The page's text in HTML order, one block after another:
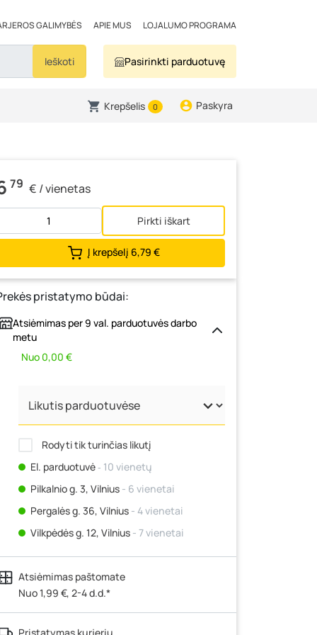
GALIMYBĖS APIE MUS LOJALUMO PROGRAMA
Ieškoti Pasirinkti parduotuvę
Krepšelis 0 Paskyra
79 € / vienetas
Pirkti iškart
Į krepšelį 6,79 €
pristatymo būdai:
Atsiėmimas per 9 val. parduotuvės darbo
metu
Nuo 0,00 €
Rodyti tik turinčias likutį
El. parduotuvė‐ 10 vienetų
Pilkalnio g. 3, Vilnius - 6 vienetai
Pergalės g. 36, Vilnius - 4 vienetai
Vilkpėdės g. 12, Vilnius - 7 vienetai
Ateities g. 15, Vilnius- 7 vienetai
Kauno r., Narsiečių k., Vytauto g. 183,
Kaunas - 4 vienetai
Šilutės pl. 83A, Klaipėda- 0 vienetų
Atsiėmimas paštomate
Nuo 1,99 €, 2-4 d.d.*